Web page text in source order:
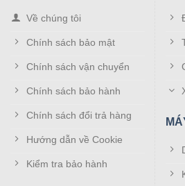
VESA 75 (khoảng
VESA 100 (khoảng
NB F425 giá treo màn
“tốt nhất” hiện nay
Có thể nói sau mẫu giá treo NB
Bayou NB F425 là phiên bản giá
gắn tường tốt nhất hiện nay, phù
Về chúng tôi
Chính sách bảo mật
Chính sách vận chuyển
Chính sách bảo hành
Chính sách đổi trả hàng
Hướng dẫn về Cookie
Kiểm tra bảo hành